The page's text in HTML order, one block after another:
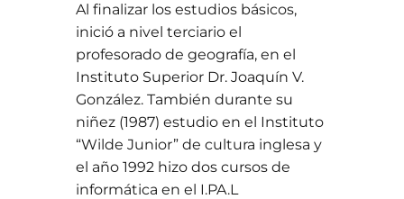
Al finalizar los estudios básicos,
inició a nivel terciario el
profesorado de geografía, en el
Instituto Superior Dr. Joaquín V.
González. También durante su
niñez (1987) estudio en el Instituto
“Wilde Junior” de cultura inglesa y
el año 1992 hizo dos cursos de
informática en el I.PA.L